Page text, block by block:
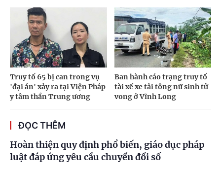
Truy tố 65 bị can trong vụ
'đại án' xảy ra tại Viện Pháp
y tâm thần Trung ương
Ban hành cáo trạng truy tố
tài xế xe tải tông nữ sinh tử
vong ở Vĩnh Long
ĐỌC THÊM
Hoàn thiện quy định phổ biến, giáo dục pháp
luật đáp ứng yêu cầu chuyển đổi số